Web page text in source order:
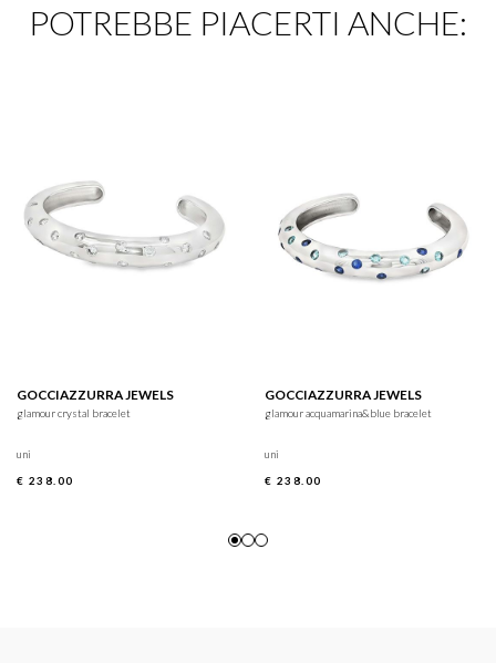
POTREBBE PIACERTI ANCHE:
GOCCIAZZURRA JEWELS
glamour crystal bracelet
uni
€ 238.00
GOCCIAZZURRA JEWELS
glamour acquamarina&blue bracelet
uni
€ 238.00